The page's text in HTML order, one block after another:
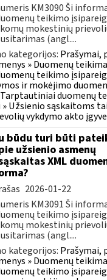
KM3090 Ši
teikimo
mokestinių
(angl....
kategorijos: Prašymai,
» Duomenų
teikimo
ir mokėjimo
Tarptautiniai duomenų
Užsienio sąskaitoms
vykdymo akto
būdu turi būti
užsienio asmenų
XML
2026-01-22
KM3091 Ši
teikimo
mokestinių
(angl....
kategorijos: Prašymai,
» Duomenų
teikimo